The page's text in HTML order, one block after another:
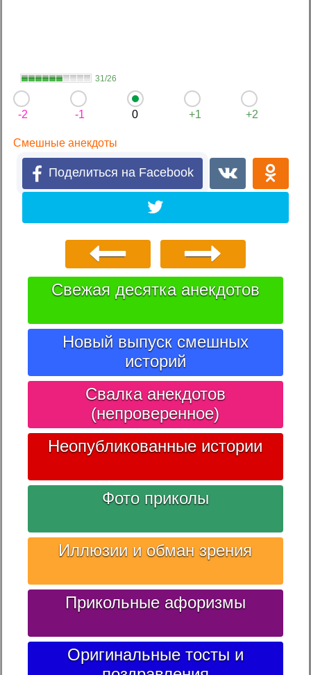
31/26
-2 -1 0 +1 +2
Смешные анекдоты
Поделиться на Facebook
Свежая десятка анекдотов
Новый выпуск смешных
историй
Свалка анекдотов
(непроверенное)
Неопубликованные истории
Фото приколы
Иллюзии и обман зрения
Прикольные афоризмы
Оригинальные тосты и